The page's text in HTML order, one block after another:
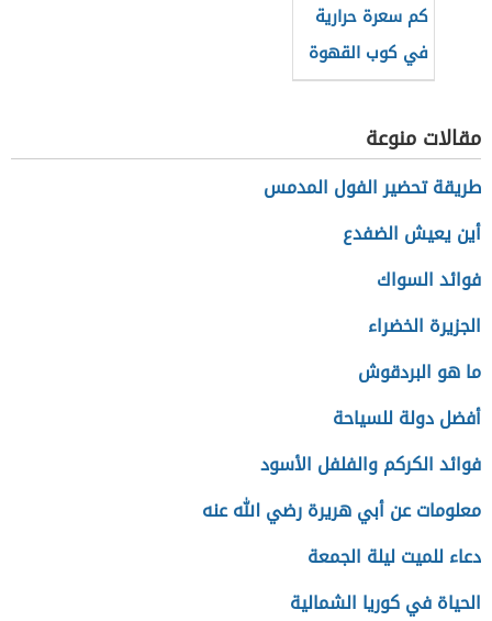
كم سعرة حرارية
في كوب القهوة
سريعة التحضير
مقالات منوعة
طريقة تحضير الفول المدمس
أين يعيش الضفدع
فوائد السواك
الجزيرة الخضراء
ما هو البردقوش
أفضل دولة للسياحة
فوائد الكركم والفلفل الأسود
معلومات عن أبي هريرة رضي الله عنه
دعاء للميت ليلة الجمعة
الحياة في كوريا الشمالية